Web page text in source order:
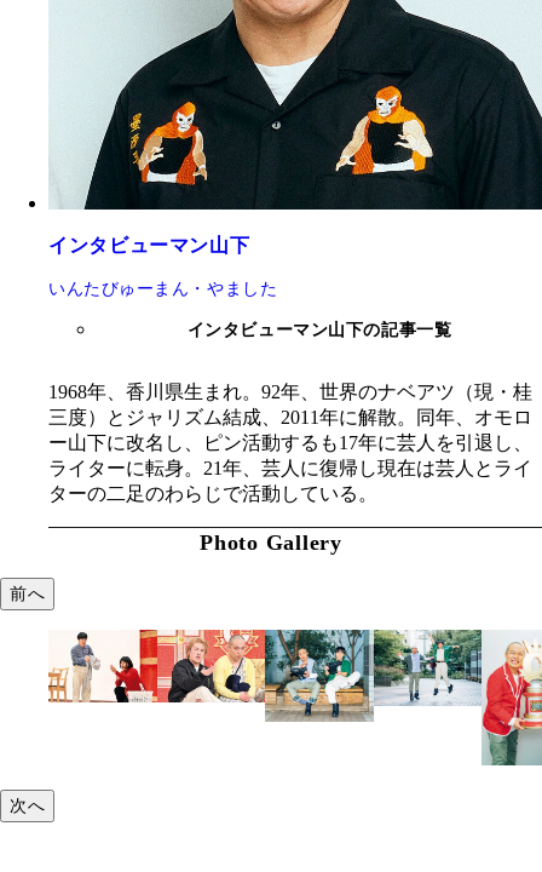
インタビューマン山下
いんたびゅーまん・やました
インタビューマン山下の記事一覧
1968年、香川県生まれ。92年、世界のナベアツ（現・桂
三度）とジャリズム結成、2011年に解散。同年、オモロ
ー山下に改名し、ピン活動するも17年に芸人を引退し、
ライターに転身。21年、芸人に復帰し現在は芸人とライ
ターの二足のわらじで活動している。
Photo Gallery
前へ
次へ